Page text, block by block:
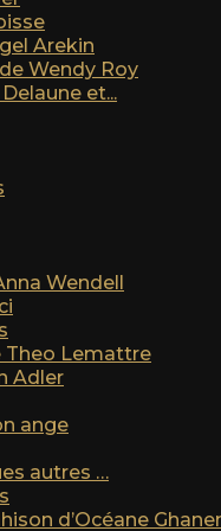
Arekin
Wendy Roy
et...
Wendell
Theo Lemattre
Adler
ange
autres …
d’Océane